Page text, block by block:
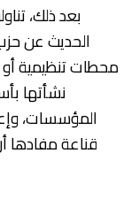
بعد ذلك،
الحديث عن
محطات تنظيمية أو
نشأتها
المؤسسات،
قناعة مفادها